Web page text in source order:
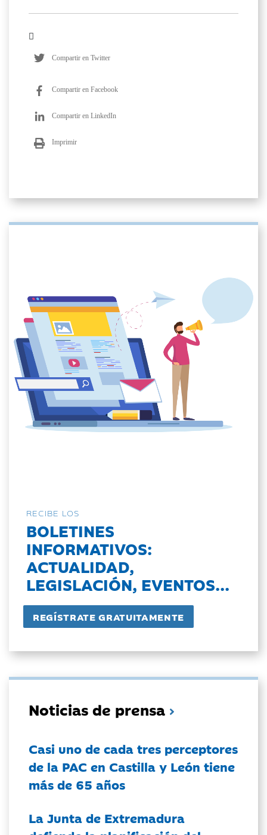
Compartir en Twitter
Compartir en Facebook
Compartir en LinkedIn
Imprimir
RECIBE LOS
BOLETINES
INFORMATIVOS:
ACTUALIDAD,
LEGISLACIÓN, EVENTOS...
Noticias de prensa
Casi uno de cada tres perceptores
de la PAC en Castilla y León tiene
más de 65 años
La Junta de Extremadura